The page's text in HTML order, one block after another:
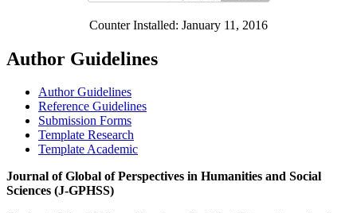
Counter Installed: January 11, 2016
Author Guidelines
Author Guidelines
Reference Guidelines
Submission Forms
Template Research
Template Academic
Journal of Global of Perspectives in Humanities and Social
Sciences (J-GPHSS)